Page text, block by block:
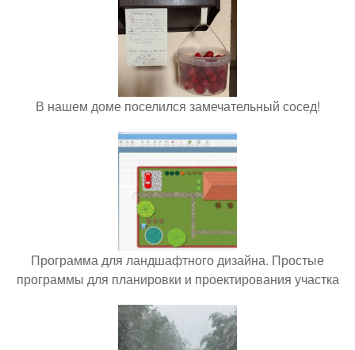
В нашем доме поселился замечательный сосед!
Программа для ландшафтного дизайна. Простые
программы для планировки и проектирования участка